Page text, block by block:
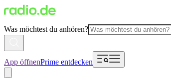
Was möchtest du anhören?
App öffnenPrime entdecken